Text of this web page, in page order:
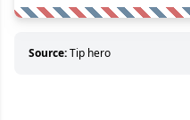
Source:Tip hero